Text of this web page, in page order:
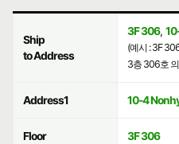
Ship
to Address
3F 306,
(예시 : 3F
3층 306호
Address1 10-4
Floor
3F 306